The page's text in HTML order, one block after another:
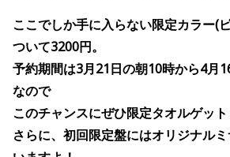
ここでしか手に入らない限定カラー(
ついて3200円。
予約期間は3月21日の朝10時から4月
なので
このチャンスにぜひ限定タオルゲット
さらに、初回限定盤にはオリジナル